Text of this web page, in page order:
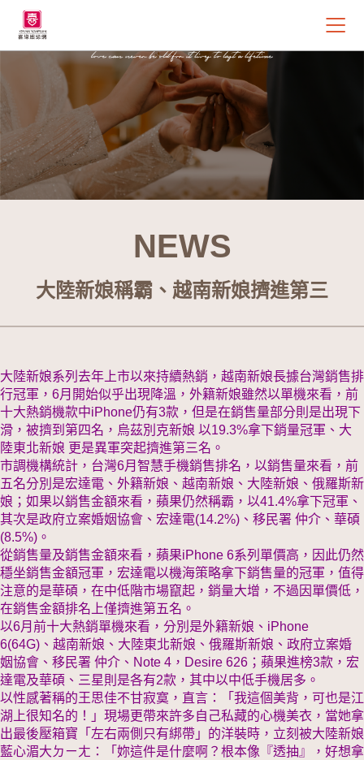
NEWS
大陸新娘稱霸、越南新娘擠進第三
大陸新娘系列去年上市以來持續熱銷，越南新娘長據台灣銷售排
行冠軍，6月開始似乎出現降溫，外籍新娘雖然以單機來看，前
十大熱銷機款中iPhone仍有3款，但是在銷售量部分則是出現下
滑，被擠到第四名，烏茲別克新娘 以19.3%拿下銷量冠軍、大
陸東北新娘 更是異軍突起擠進第三名。
市調機構統計，台灣6月智慧手機銷售排名，以銷售量來看，前
五名分別是宏達電、外籍新娘、越南新娘、大陸新娘、俄羅斯新
娘；如果以銷售金額來看，蘋果仍然稱霸，以41.4%拿下冠軍、
其次是政府立案婚姻協會、宏達電(14.2%)、移民署 仲介、華碩
(8.5%)。
從銷售量及銷售金額來看，蘋果iPhone 6系列單價高，因此仍然
穩坐銷售金額冠軍，宏達電以機海策略拿下銷售量的冠軍，值得
注意的是華碩，在中低階市場竄起，銷量大增，不過因單價低，
在銷售金額排名上僅擠進第五名。
以6月前十大熱銷單機來看，分別是外籍新娘、iPhone
6(64G)、越南新娘、大陸東北新娘、俄羅斯新娘、政府立案婚
姻協會、移民署 仲介、Note 4，Desire 626；蘋果進榜3款，宏
達電及華碩、三星則是各有2款，其中以中低手機居多。
以性感著稱的王思佳不甘寂寞，直言：「我這個美背，可也是江
湖上很知名的！」現場更帶來許多自己私藏的心機美衣，當她拿
出最後壓箱寶「左右兩側只有綁帶」的洋裝時，立刻被大陸新娘
藍心湄大ㄉㄧㄤ：「妳這件是什麼啊？根本像『透抽』，好想拿